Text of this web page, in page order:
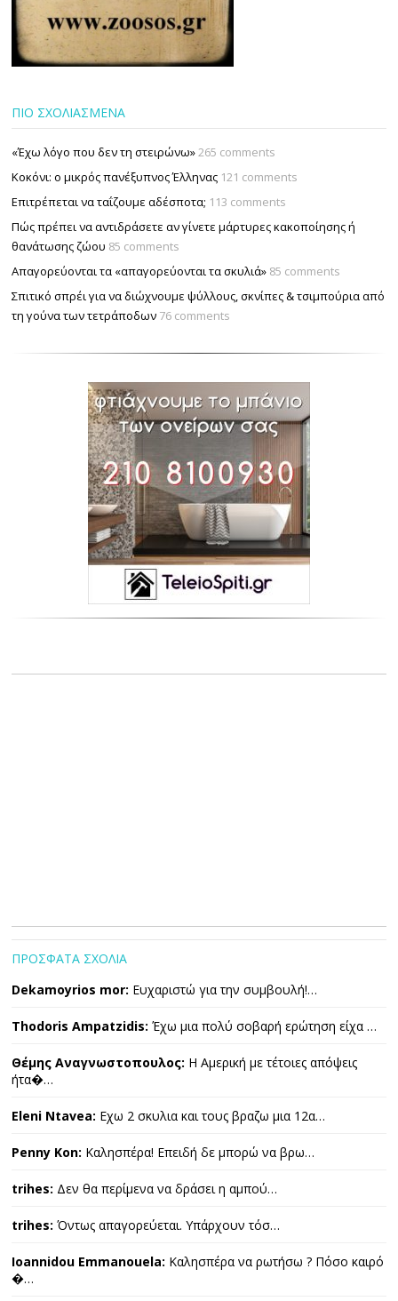
ΠΙΟ ΣΧΟΛΙΑΣΜΕΝΑ
«Έχω λόγο που δεν τη στειρώνω»265 comments
Κοκόνι: ο μικρός πανέξυπνος Έλληνας 121 comments
Επιτρέπεται να ταΐζουµε αδέσποτα; 113 comments
Πώς πρέπει να αντιδράσετε αν γίνετε μάρτυρες κακοποίησης ή
θανάτωσης ζώου 85 comments
Απαγορεύονται τα «απαγορεύονται τα σκυλιά» 85 comments
Σπιτικό σπρέι για να διώχνουμε ψύλλους, σκνίπες & τσιμπούρια από
τη γούνα των τετράποδων 76 comments
ΠΡΟΣΦΑΤΑ ΣΧΟΛΙΑ
Dekamoyrios mor: Ευχαριστώ για την συμβουλή!…
Thodoris Ampatzidis: Έχω μια πολύ σοβαρή ερώτηση είχα …
Θέμης Αναγνωστοπουλος: Η Αμερική με τέτοιες απόψεις
ήτα�…
Eleni Ntavea: Εχω 2 σκυλια και τους βραζω μια 12α…
Penny Kon: Καλησπέρα! Επειδή δε μπορώ να βρω…
trihes: Δεν θα περίμενα να δράσει η αμπού…
trihes: Όντως απαγορεύεται. Υπάρχουν τόσ…
Ioannidou Emmanouela: Καλησπέρα να ρωτήσω ? Πόσο καιρό
�…